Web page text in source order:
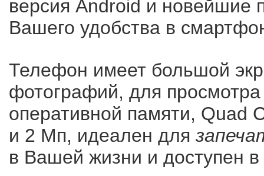
версия Android и новейшие
Вашего удобства в
Телефон имеет большой
фотографий, для
оперативной памяти, Quad
и 2 Мп, идеален для
в Вашей жизни и доступен